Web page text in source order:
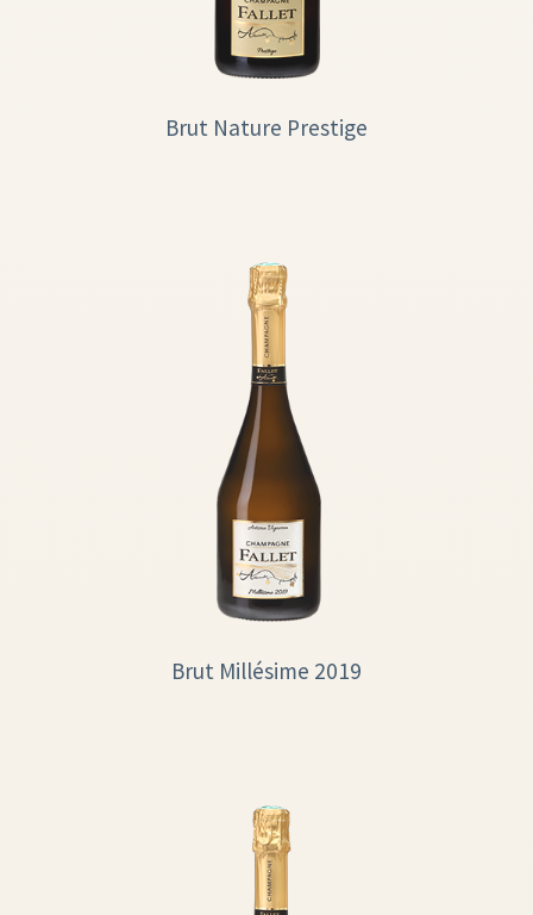
Brut Nature Prestige
Brut Millésime 2019